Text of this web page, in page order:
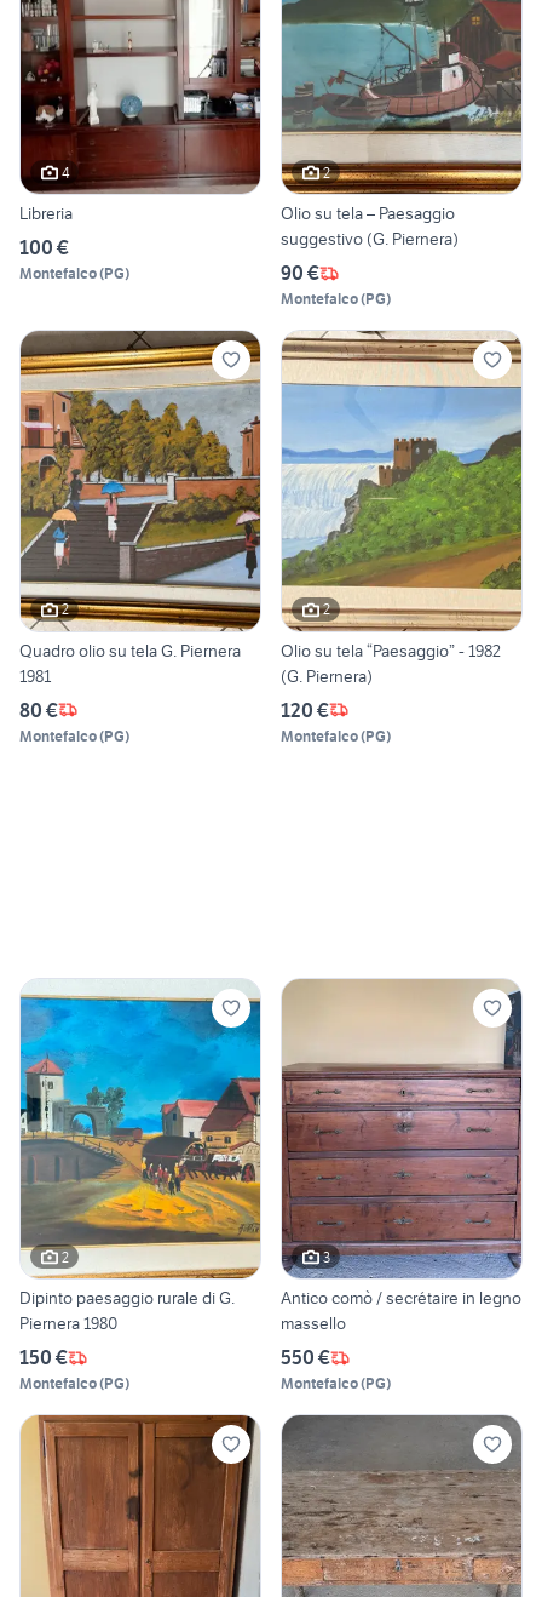
4
Libreria
100 €
Montefalco(PG)
2
Olio su tela – Paesaggio
suggestivo (G. Piernera)
90 €
Montefalco(PG)
2
Quadro olio su tela G. Piernera
1981
80 €
Montefalco(PG)
2
Olio su tela “Paesaggio” - 1982
(G. Piernera)
120 €
Montefalco(PG)
2
Dipinto paesaggio rurale di G.
Piernera 1980
150 €
Montefalco(PG)
3
Antico comò / secrétaire in legno
massello
550 €
Montefalco(PG)